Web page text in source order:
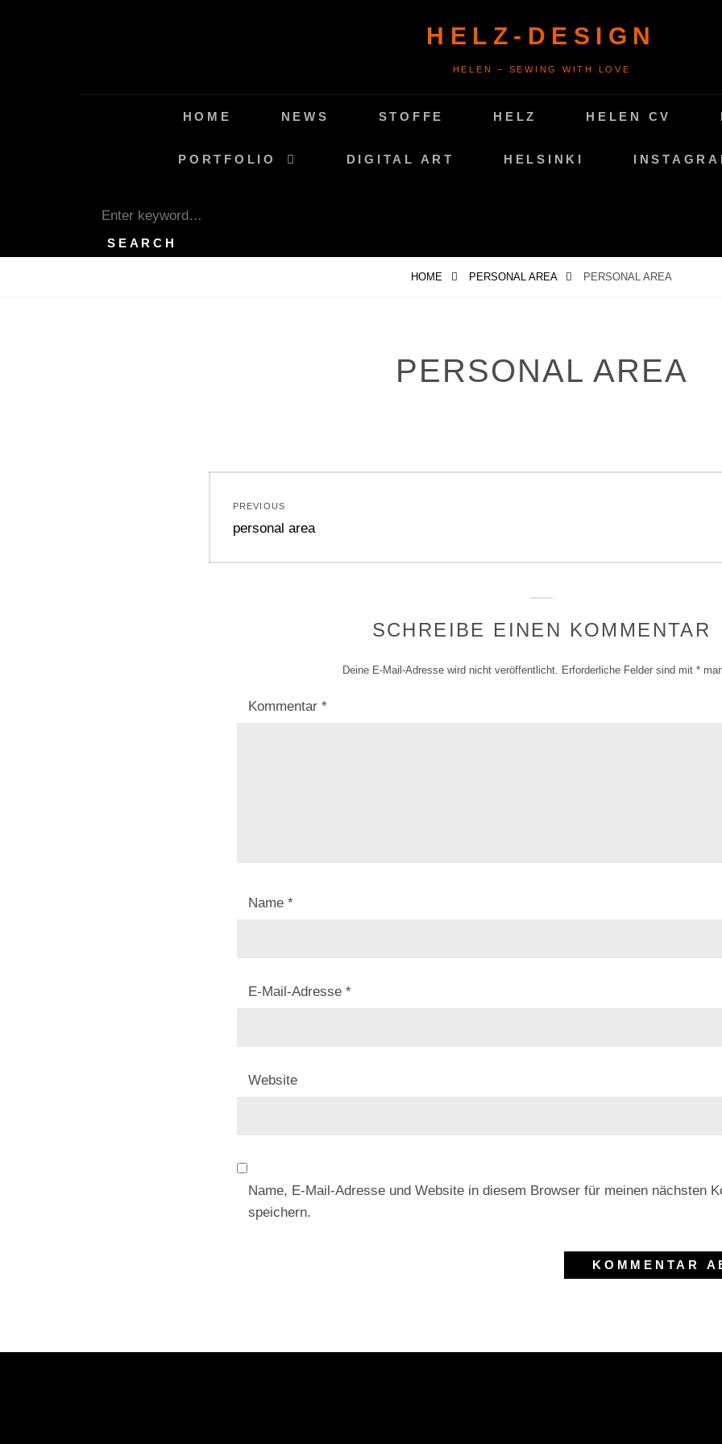
HELZ-DESIGN
HELEN – SEWING WITH LOVE
HOME NEWS STOFFE HELZ HELEN CV
PORTFOLIO DIGITAL ART HELSINKI
Search
SEARCH
HOME PERSONAL AREA PERSONAL AREA
PERSONAL AREA
PREVIOUS
Previous
personal area
SCHREIBE EINEN KOMMENTAR
Deine E-Mail-Adresse wird nicht veröffentlicht. Erforderliche Felder sind mit *
Kommentar *
Name *
E-Mail-Adresse *
Website
Name, E-Mail-Adresse und Website in diesem Browser für meinen nächsten
speichern.